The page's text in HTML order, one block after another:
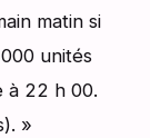
matin si
unités
à 22 h 00.
»